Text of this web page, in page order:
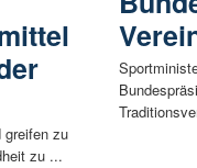
greifen zu
zu ...